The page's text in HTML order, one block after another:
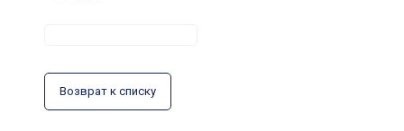
Возврат к списку